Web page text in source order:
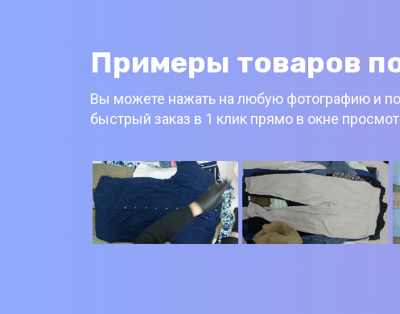
Примеры товаров
Вы можете нажать на любую фотографию и
быстрый заказ в 1 клик прямо в окне